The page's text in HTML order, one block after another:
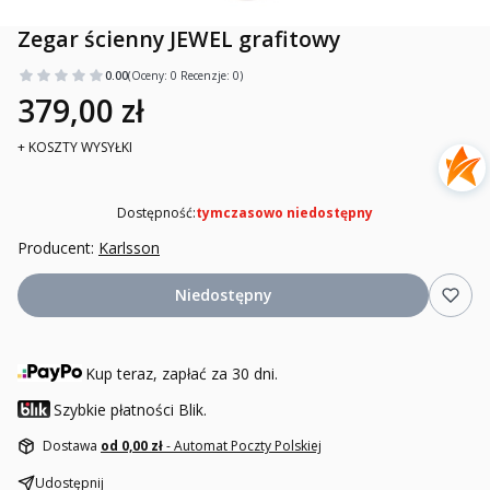
Zegar ścienny JEWEL grafitowy
0.00(Oceny: 0 Recenzje: 0)
379,00 zł
+ KOSZTY WYSYŁKI
Dostępność:tymczasowo niedostępny
Producent: Karlsson
Niedostępny
Kup teraz, zapłać za 30 dni.
Szybkie płatności Blik.
Dostawa od 0,00 zł- Automat Poczty Polskiej
Udostępnij